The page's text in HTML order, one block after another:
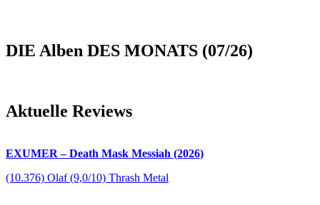
DIE Alben DES MONATS (07/26)
Aktuelle Reviews
EXUMER – Death Mask Messiah (2026)
(10.376) Olaf (9,0/10) Thrash Metal